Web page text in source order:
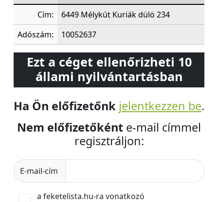
Cím:
6449 Mélykút Kuriák dülö 234
Adószám:
10052637
Ezt a céget ellenőrizheti 10
állami nyilvántartásban
Ha Ön előfizetőnk jelentkezzen be.
Nem előfizetőként e-mail címmel
regisztráljon:
E-mail-cím
a feketelista.hu-ra vonatkozó